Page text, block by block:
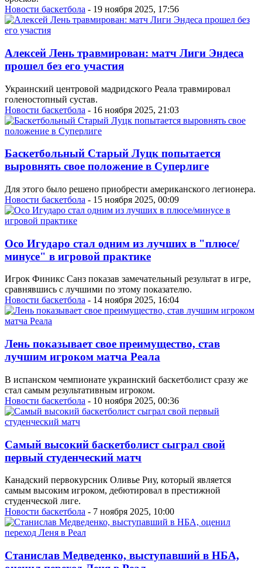
Новости баскетбола - 19 ноября 2025, 17:56
Алексей Лень травмирован: матч Лиги Эндеса
прошел без его участия
Украинский центровой мадридского Реала травмировал
голеностопный сустав.
Новости баскетбола - 16 ноября 2025, 21:03
Баскетбольный Старый Луцк попытается
выровнять свое положение в Суперлиге
Для этого было решено приобрести американского легионера.
Новости баскетбола - 15 ноября 2025, 00:09
Осо Игударо стал одним из лучших в "плюсе/
минусе" в игровой практике
Игрок Финикс Санз показав замечательный результат в игре,
сравнявшись с лучшими по этому показателю.
Новости баскетбола - 14 ноября 2025, 16:04
Лень показывает свое преимущество, став
лучшим игроком матча Реала
В испанском чемпионате украинский баскетболист сразу же
стал самым результативным игроком.
Новости баскетбола - 10 ноября 2025, 00:36
Самый высокий баскетболист сыграл свой
первый студенческий матч
Канадский первокурсник Оливье Риу, который является
самым высоким игроком, дебютировал в престижной
студенческой лиге.
Новости баскетбола - 7 ноября 2025, 10:00
Станислав Медведенко, выступавший в НБА,